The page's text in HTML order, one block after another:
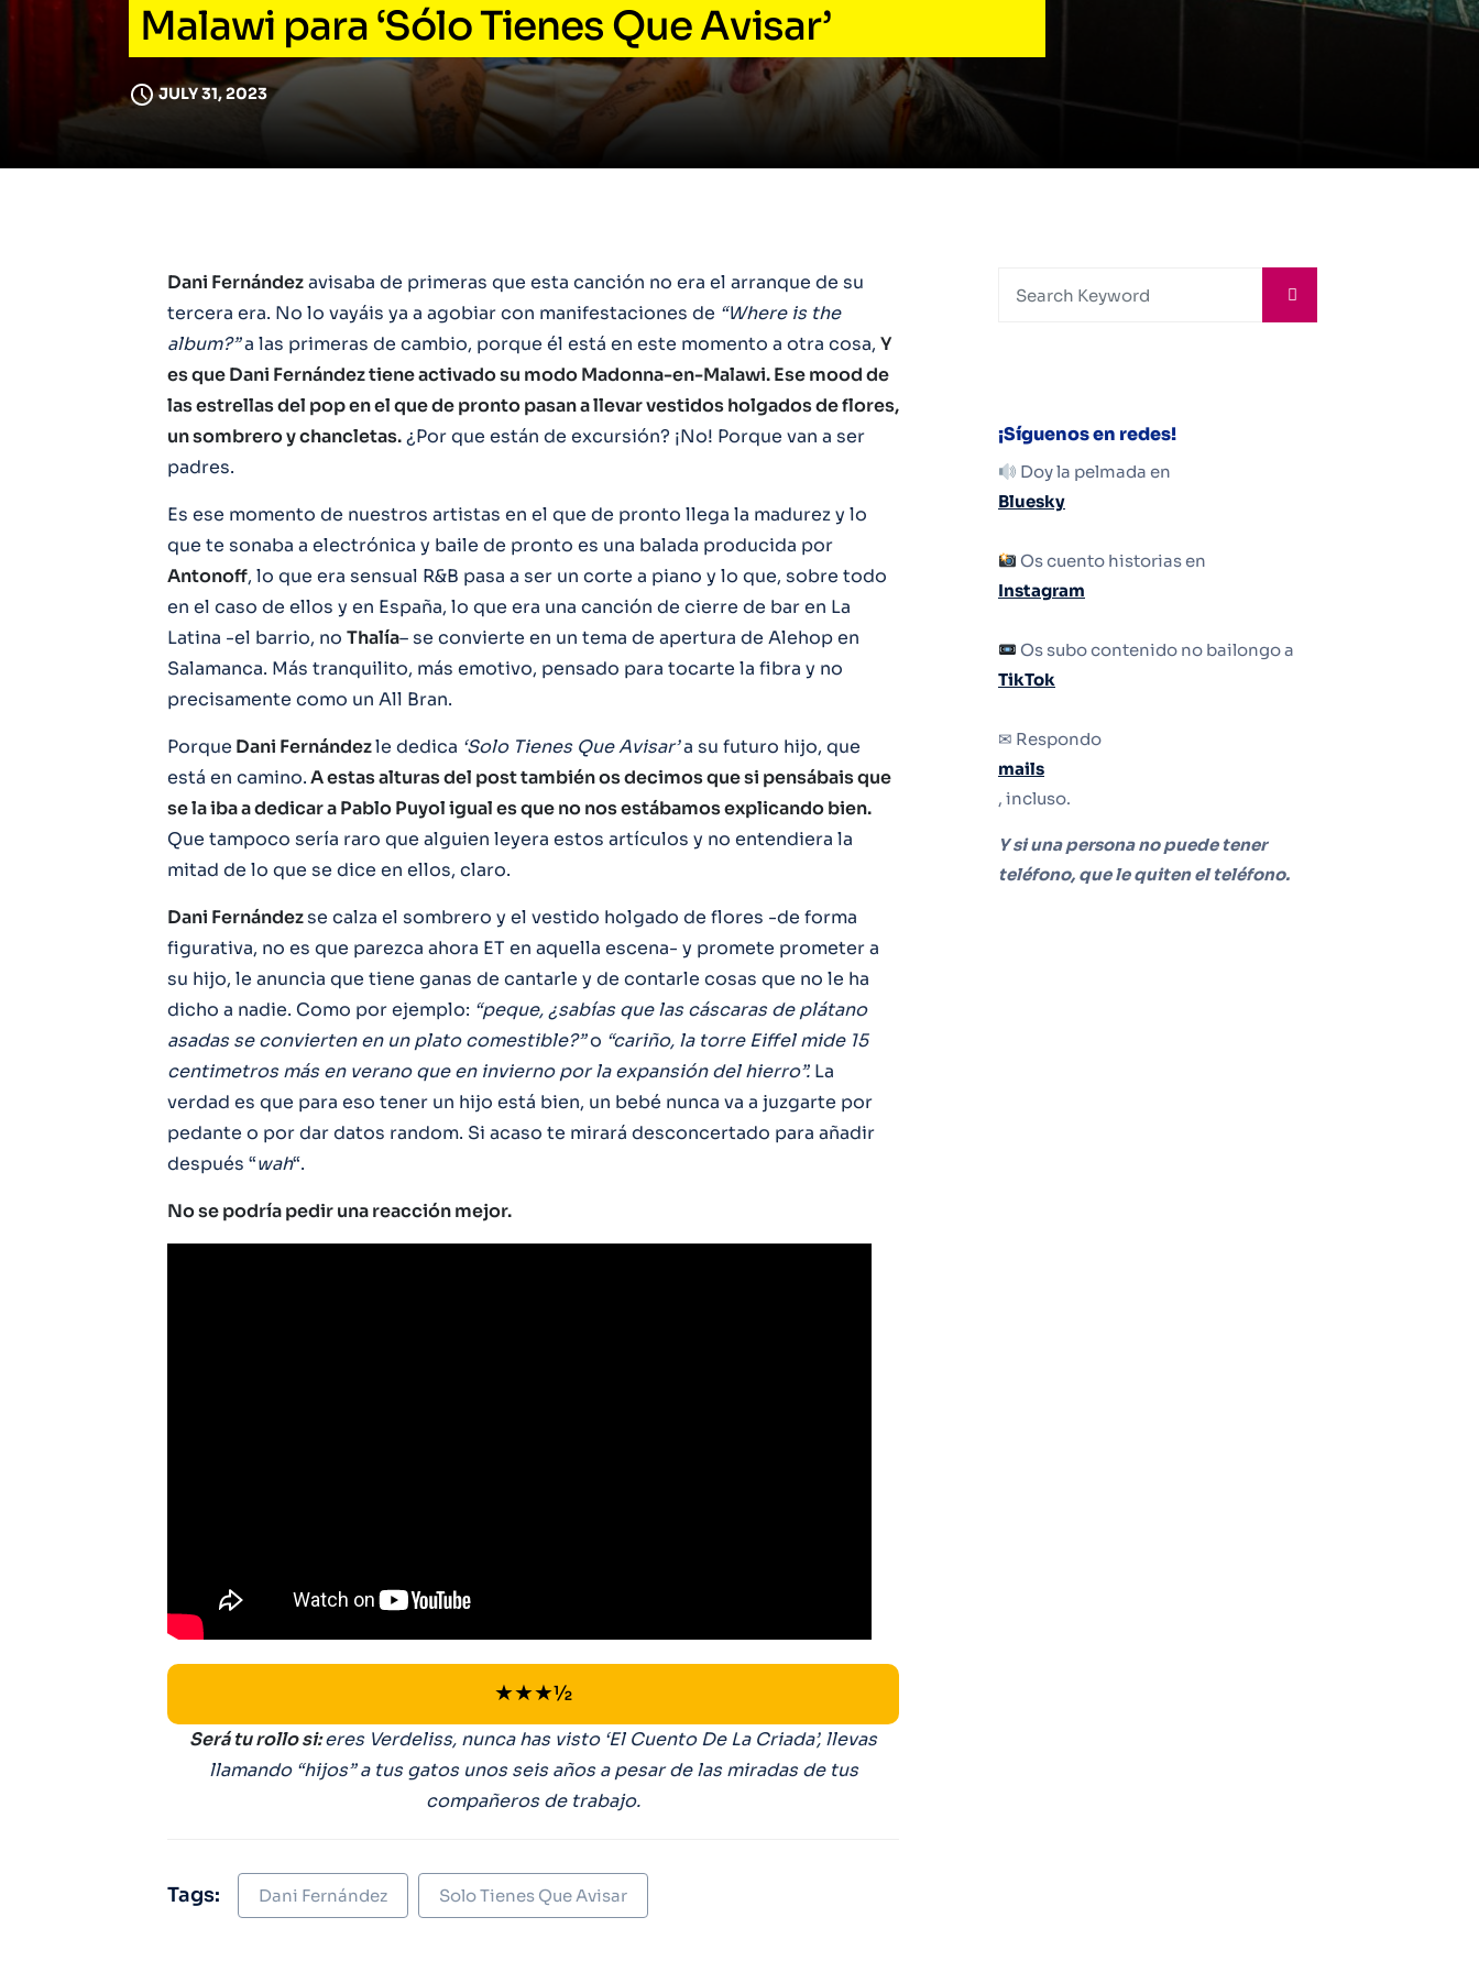
Malawi para ‘Sólo Tienes Que Avisar’
JULY 31, 2023
Dani Fernándezavisaba de primeras que esta canción no era el arranque de su
tercera era. No lo vayáis ya a agobiar con manifestaciones de “Where is the
album?”a las primeras de cambio, porque él está en este momento a otra cosa, Y
es que Dani Fernández tiene activado su modo Madonna-en-Malawi. Ese mood de
las estrellas del pop en el que de pronto pasan a llevar vestidos holgados de flores,
un sombrero y chancletas.¿Por que están de excursión? ¡No! Porque van a ser
padres.
Es ese momento de nuestros artistas en el que de pronto llega la madurez y lo
que te sonaba a electrónica y baile de pronto es una balada producida por
Antonoff, lo que era sensual R&B pasa a ser un corte a piano y lo que, sobre todo
en el caso de ellos y en España, lo que era una canción de cierre de bar en La
Latina -el barrio, no Thalía– se convierte en un tema de apertura de Alehop en
Salamanca. Más tranquilito, más emotivo, pensado para tocarte la fibra y no
precisamente como un All Bran.
Porque Dani Fernándezle dedica ‘Solo Tienes Que Avisar’a su futuro hijo, que
está en camino.A estas alturas del post también os decimos que si pensábais que
se la iba a dedicar a Pablo Puyol igual es que no nos estábamos explicando bien.
Que tampoco sería raro que alguien leyera estos artículos y no entendiera la
mitad de lo que se dice en ellos, claro.
Dani Fernándezse calza el sombrero y el vestido holgado de flores -de forma
figurativa, no es que parezca ahora ET en aquella escena- y promete prometer a
su hijo, le anuncia que tiene ganas de cantarle y de contarle cosas que no le ha
dicho a nadie. Como por ejemplo: “peque, ¿sabías que las cáscaras de plátano
asadas se convierten en un plato comestible?”o “cariño, la torre Eiffel mide 15
centimetros más en verano que en invierno por la expansión del hierro”. La
verdad es que para eso tener un hijo está bien, un bebé nunca va a juzgarte por
pedante o por dar datos random. Si acaso te mirará desconcertado para añadir
después “wah“.
No se podría pedir una reacción mejor.
★★★½
Será tu rollo si:eres Verdeliss, nunca has visto ‘El Cuento De La Criada’, llevas
llamando “hijos” a tus gatos unos seis años a pesar de las miradas de tus
compañeros de trabajo.
Tags: Dani Fernández Solo Tienes Que Avisar
¡Síguenos en redes!
Doy la pelmada en
Bluesky
Os cuento historias en
Instagram
Os subo contenido no bailongo a
TikTok
✉ Respondo
mails
, incluso.
Y si una persona no puede tener
teléfono, que le quiten el teléfono.